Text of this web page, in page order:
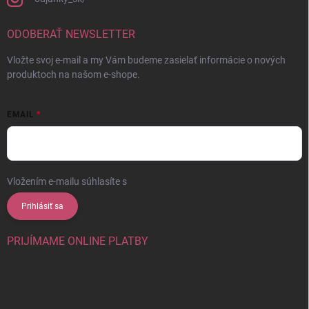
ODOBERAŤ NEWSLETTER
Vložte svoj e-mail a my Vám budeme zasielať informácie o nových
produktoch na našom e-shope.
EMAIL
Vložením e-mailu súhlasíte s
Prihlásiť sa
PRIJÍMAME ONLINE PLATBY